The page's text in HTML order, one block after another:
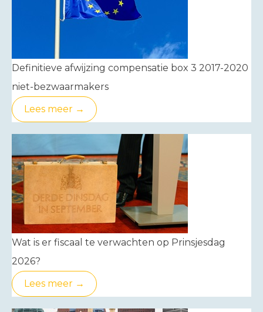
Definitieve afwijzing compensatie box 3 2017-2020
niet-bezwaarmakers
Lees meer →
Wat is er fiscaal te verwachten op Prinsjesdag
2026?
Lees meer →